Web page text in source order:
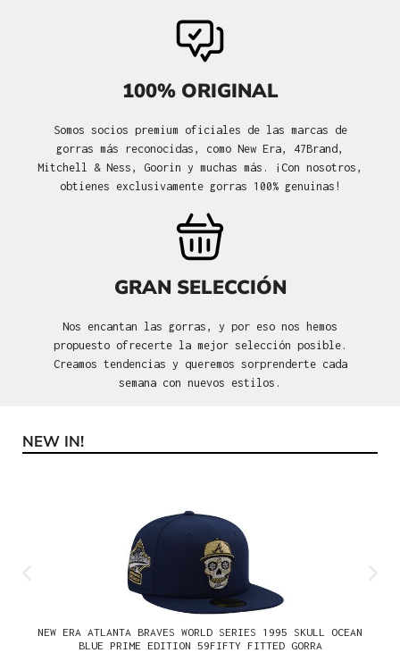
100% ORIGINAL
Somos socios premium oficiales de las marcas de
gorras más reconocidas, como New Era, 47Brand,
Mitchell & Ness, Goorin y muchas más. ¡Con nosotros,
obtienes exclusivamente gorras 100% genuinas!
GRAN SELECCIÓN
Nos encantan las gorras, y por eso nos hemos
propuesto ofrecerte la mejor selección posible.
Creamos tendencias y queremos sorprenderte cada
semana con nuevos estilos.
Omitir la galería de productos
NEW IN!
NEW ERA ATLANTA BRAVES WORLD SERIES 1995 SKULL OCEAN
BLUE PRIME EDITION 59FIFTY FITTED GORRA